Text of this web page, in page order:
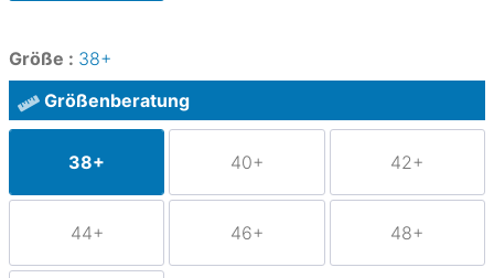
Größe : 38+
Größenberatung
38+ 40+ 42+
44+ 46+ 48+